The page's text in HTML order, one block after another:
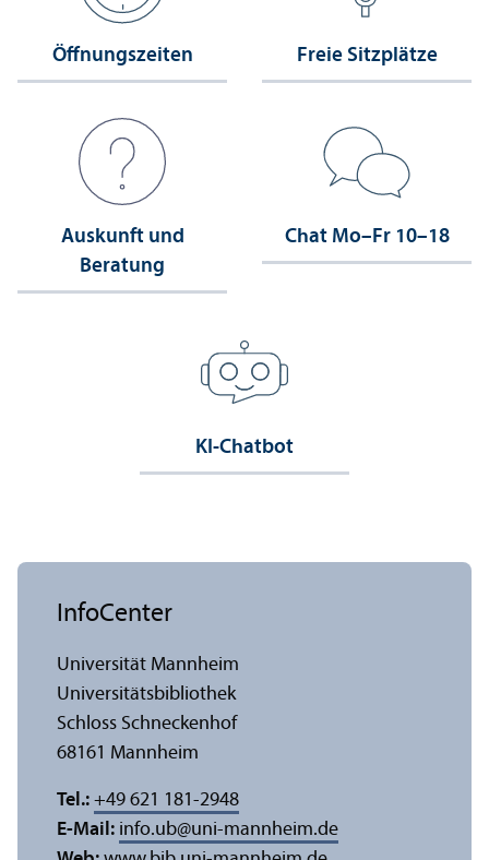
Öffnungs­zeiten Freie Sitzplätze
Auskunft und
Beratung
Chat Mo–Fr 10–18
KI-Chatbot
InfoCenter
Universität Mannheim
Universitäts­bibliothek
Schloss Schneckenhof
68161 Mannheim
Tel.: +49 621 181-2948
E-Mail: info.ub@uni-mannheim.de